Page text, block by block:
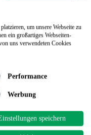
um unsere Webseite zu
ein großartiges Webseiten-
uns verwendeten Cookies
Performance
Werbung
speichern